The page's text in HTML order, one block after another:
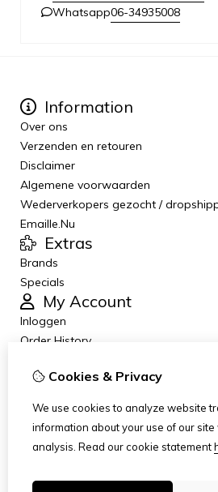
Whatsapp06-34935008
Information
Over ons
Verzenden en retouren
Disclaimer
Algemene voorwaarden
Wederverkopers gezocht /
Emaille.Nu
Extras
Brands
Specials
My Account
Inloggen
Order History
Newsletter
Site Map
Cookies & Privacy
We use cookies to analyze website
information about your use of our
analysis. Read our cookie statement